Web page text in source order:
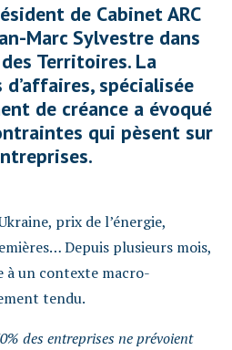
de Cabinet ARC
Marc Sylvestre dans
Territoires. La
spécialisée
de créance a évoqué
qui pèsent sur
prix de l’énergie,
Depuis plusieurs mois,
à un contexte macro-
tendu.
des entreprises ne prévoient